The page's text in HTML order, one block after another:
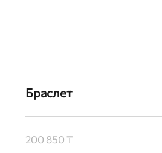
Браслет
200 850 ₸